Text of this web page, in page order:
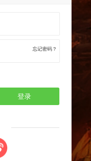
忘记密码？
登录